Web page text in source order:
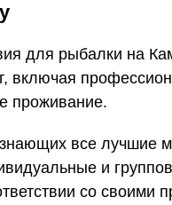
для рыбалки на
включая
проживание.
все лучшие
и
со своими